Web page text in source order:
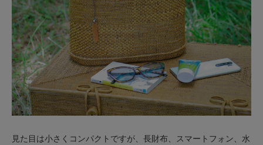
見た目は小さくコンパクトですが、長財布、スマートフォン、水